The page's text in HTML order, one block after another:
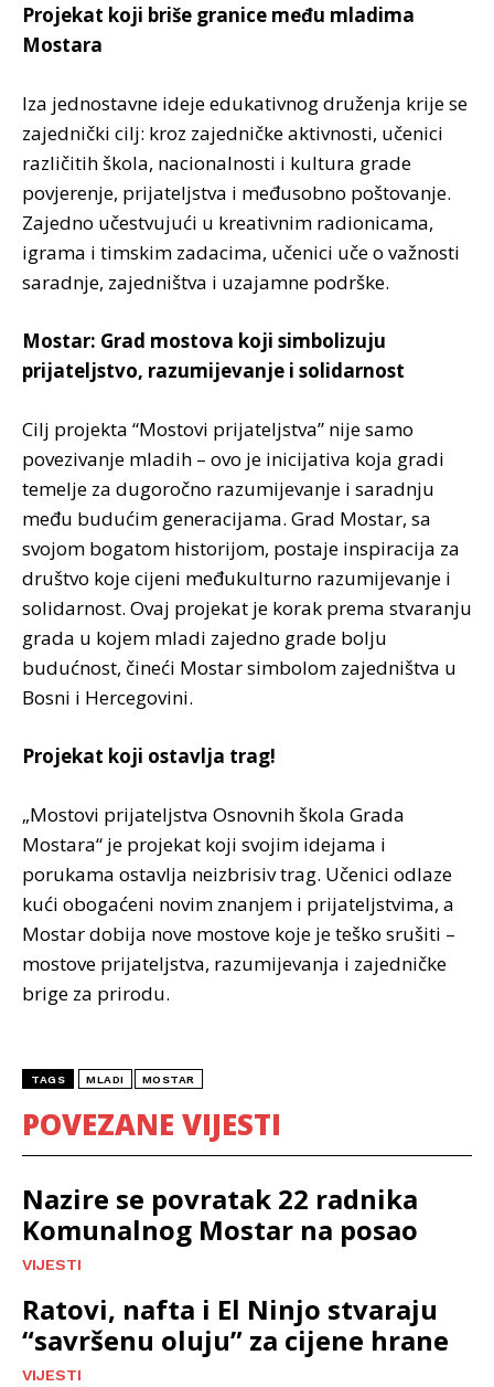
Projekat koji briše granice među mladima
Mostara
Iza jednostavne ideje edukativnog druženja krije se
zajednički cilj: kroz zajedničke aktivnosti, učenici
različitih škola, nacionalnosti i kultura grade
povjerenje, prijateljstva i međusobno poštovanje.
Zajedno učestvujući u kreativnim radionicama,
igrama i timskim zadacima, učenici uče o važnosti
saradnje, zajedništva i uzajamne podrške.
Mostar: Grad mostova koji simbolizuju
prijateljstvo, razumijevanje i solidarnost
Cilj projekta “Mostovi prijateljstva” nije samo
povezivanje mladih – ovo je inicijativa koja gradi
temelje za dugoročno razumijevanje i saradnju
među budućim generacijama. Grad Mostar, sa
svojom bogatom historijom, postaje inspiracija za
društvo koje cijeni međukulturno razumijevanje i
solidarnost. Ovaj projekat je korak prema stvaranju
grada u kojem mladi zajedno grade bolju
budućnost, čineći Mostar simbolom zajedništva u
Bosni i Hercegovini.
Projekat koji ostavlja trag!
„Mostovi prijateljstva Osnovnih škola Grada
Mostara“ je projekat koji svojim idejama i
porukama ostavlja neizbrisiv trag. Učenici odlaze
kući obogaćeni novim znanjem i prijateljstvima, a
Mostar dobija nove mostove koje je teško srušiti –
mostove prijateljstva, razumijevanja i zajedničke
brige za prirodu.
TAGS MLADI MOSTAR
POVEZANE VIJESTI
Nazire se povratak 22 radnika
Komunalnog Mostar na posao
VIJESTI
Ratovi, nafta i El Ninjo stvaraju
“savršenu oluju” za cijene hrane
VIJESTI